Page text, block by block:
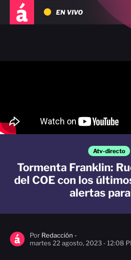
EN VIVO
Atv-directo
Tormenta Franklin:
del COE con los
alertas
Por Redacción -
martes 22 agosto, 2023 - 12:08